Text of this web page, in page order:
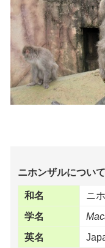
ニホンザルについて
和名
ニ
学名
英名